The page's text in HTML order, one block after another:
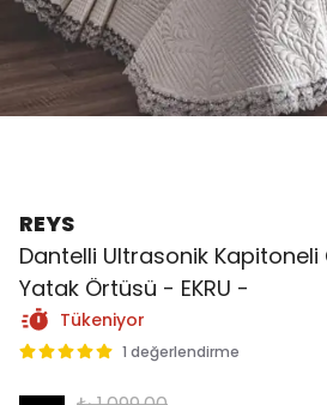
REYS
Dantelli Ultrasonik Kapitoneli
Yatak Örtüsü - EKRU -
Tükeniyor
1 değerlendirme